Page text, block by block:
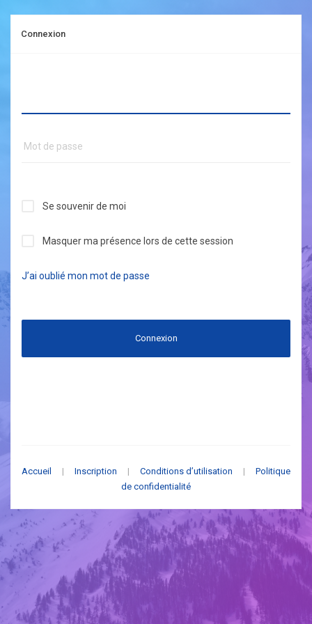
Connexion
Se souvenir de moi
Masquer ma présence lors de cette session
J’ai oublié mon mot de passe
Connexion
Accueil | Inscription | Conditions d’utilisation |
Politique
de confidentialité